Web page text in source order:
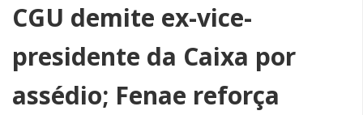
CGU demite ex-vice-
presidente da Caixa por
assédio; Fenae reforça